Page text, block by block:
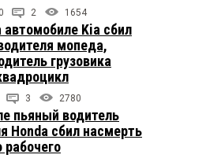
2 1654
автомобиле Kia сбил
мопеда,
грузовика
3 2780
пьяный водитель
Honda сбил насмерть